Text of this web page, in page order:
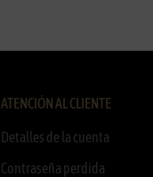
ATENCIÓN AL CLIENTE
Detalles de la cuenta
Contraseña perdida